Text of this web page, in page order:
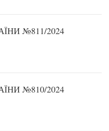
№811/2024
№810/2024